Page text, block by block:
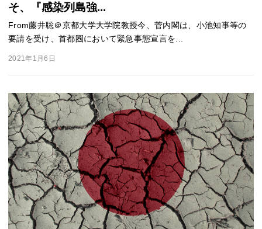
そ、『感染列島強...
From藤井聡＠京都大学大学院教授今、菅内閣は、小池知事等の
要請を受け、首都圏において緊急事態宣言を...
2021年1月6日